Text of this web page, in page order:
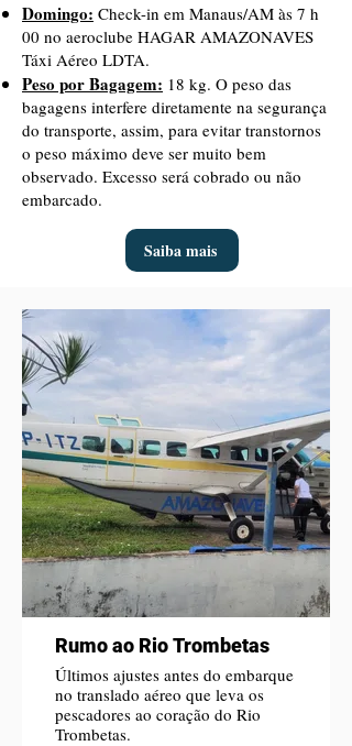
Domingo: Check-in em Manaus/AM às 7 h
00 no aeroclube HAGAR AMAZONAVES
Táxi Aéreo LDTA.
Peso por Bagagem: 18 kg. O peso das
bagagens interfere diretamente na segurança
do transporte, assim, para evitar transtornos
o peso máximo deve ser muito bem
observado. Excesso será cobrado ou não
embarcado.
Saiba mais
Rumo ao Rio Trombetas
Últimos ajustes antes do embarque
no translado aéreo que leva os
pescadores ao coração do Rio
Trombetas.